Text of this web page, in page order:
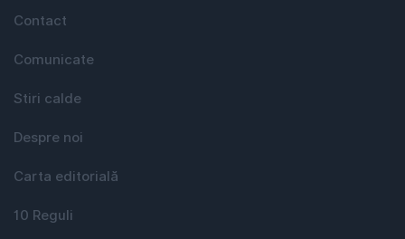
Contact
Comunicate
Stiri calde
Despre noi
Carta editorială
10 Reguli